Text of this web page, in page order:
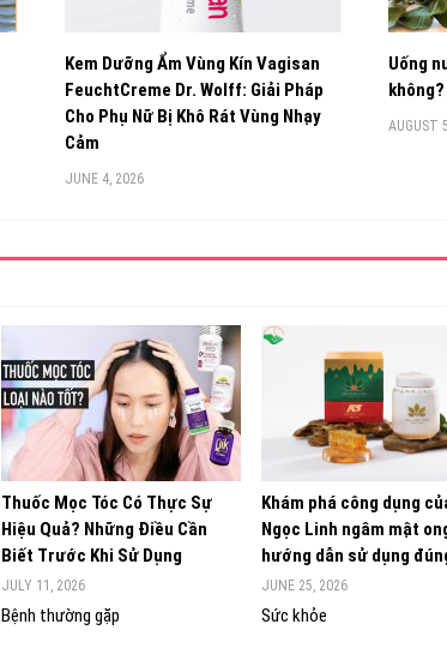
Kem Dưỡng Ẩm Vùng Kín Vagisan
FeuchtCreme Dr. Wolff: Giải Pháp
Cho Phụ Nữ Bị Khô Rát Vùng Nhạy
Cảm
JUNE 4, 2026
Uống
AUGUST
Thuốc Mọc Tóc Có Thực Sự
Hiệu Quả? Những Điều Cần
Biết Trước Khi Sử Dụng
JULY 11, 2026
Bệnh thường gặp
Khám phá công dụng
Ngọc Linh ngâm mật
hướng dẫn sử dụng
JUNE 25, 2026
Sức khỏe